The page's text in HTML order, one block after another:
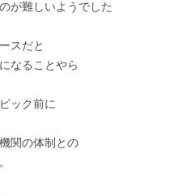
が難しいようでした
スだと
なることやら
ック前に
関の体制との